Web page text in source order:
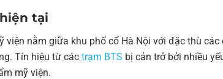
tại
viện nằm giữa khu phố cổ Hà Nội với đặc thù
Tín hiệu từ các trạm BTS bị cản trở bởi nhiều
mỹ viện.